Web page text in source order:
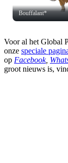
Bouffalant*
Voor al het Global
onze speciale
op Facebook,
groot nieuws is,